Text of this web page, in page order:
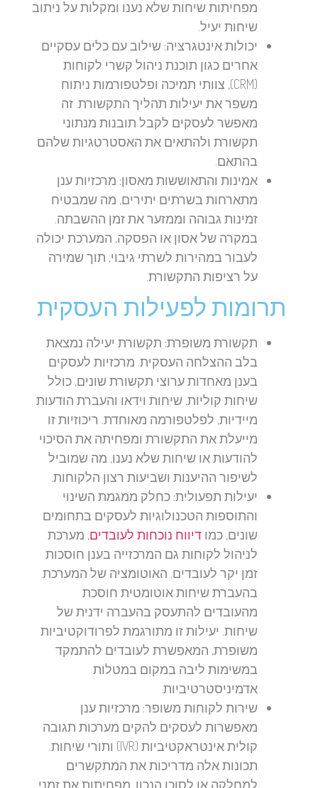
מפחיתות שיחות שלא נענו ומקלות על ניתוב
שיחות יעיל.
יכולות אינטגרציה:שילוב עם כלים עסקיים
אחרים כגון תוכנת ניהול קשרי לקוחות
(CRM), צוותי תמיכה ופלטפורמות ניתוח
משפר את יעילות תהליך התקשורת. זה
מאפשר לעסקים לקבל תובנות מנתוני
תקשורת ולהתאים את האסטרטגיות שלהם
בהתאם.
אמינות והתאוששות מאסון:מרכזיות ענן
מתארחות בשרתים יתירים, מה שמבטיח
זמינות גבוהה וממזער את זמן ההשבתה.
במקרה של אסון או הפסקה, המערכת יכולה
לעבור במהירות לשרתי גיבוי, תוך שמירה
על רציפות התקשורת.
תרומות לפעילות העסקית
תקשורת משופרת:תקשורת יעילה נמצאת
בלב ההצלחה העסקית. מרכזיות לעסקים
בענן מאחדות ערוצי תקשורת שונים, כולל
שיחות קוליות, שיחות וידאו והעברת הודעות
מיידיות, לפלטפורמה מאוחדת. ריכוזיות זו
מייעלת את התקשורת ומפחיתה את הסיכוי
להודעות או שיחות שלא נענו, מה שמוביל
לשיפור ההיענות ושביעות רצון הלקוחות.
יעילות תפעולית:כחלק ממגמת השינוי
והתוספות הטכנולוגיות לעסקים בתחומים
שונים, כמודיווח נוכחות לעובדים, מערכת
לניהול לקוחות גם המרכזייה בענן חוסכות
זמן יקר לעובדים. האוטומציה של המערכת
בהעברת שיחות אוטומטית חוסכת
מהעובדים להתעסק בהעברה ידנית של
שיחות. יעילות זו מתורגמת לפרודוקטיביות
משופרת, המאפשרת לעובדים להתמקד
במשימות ליבה במקום במטלות
אדמיניסטרטיביות.
שירות לקוחות משופר:מרכזיות ענן
מאפשרות לעסקים להקים מערכות תגובה
קולית אינטראקטיביות (IVR) ותורי שיחות.
תכונות אלה מדריכות את המתקשרים
למחלקה או לסוכן הנכון, מפחיתות את זמני